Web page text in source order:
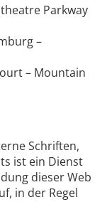
Parkway
–
– Mountain
Schriften,
ist ein Dienst
dieser Web
in der Regel